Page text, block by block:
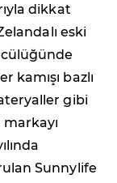
dikkat
eski
kamışı bazlı
gibi
Sunnylife